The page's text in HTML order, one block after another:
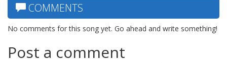
COMMENTS
No comments for this song yet. Go ahead and write something!
Post a comment